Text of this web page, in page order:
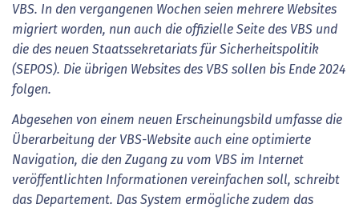
VBS. In den vergangenen Wochen seien mehrere Websites
migriert worden, nun auch die offizielle Seite des VBS und
die des neuen Staatssekretariats für Sicherheitspolitik
(SEPOS). Die übrigen Websites des VBS sollen bis Ende 2024
folgen.
Abgesehen von einem neuen Erscheinungsbild umfasse die
Überarbeitung der VBS-Website auch eine optimierte
Navigation, die den Zugang zu vom VBS im Internet
veröffentlichten Informationen vereinfachen soll, schreibt
das Departement. Das System ermögliche zudem das